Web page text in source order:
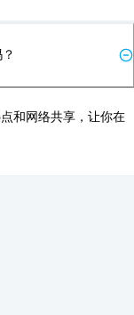
和网络共享，让你在